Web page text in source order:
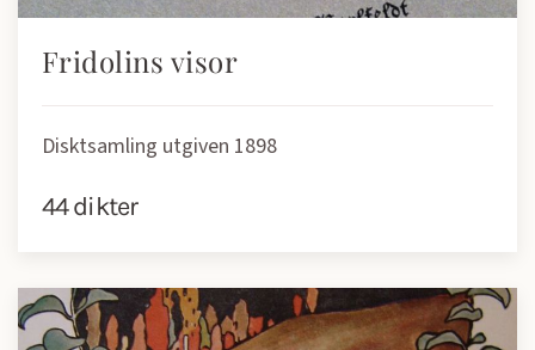
Fridolins visor
Disktsamling utgiven 1898
44 dikter